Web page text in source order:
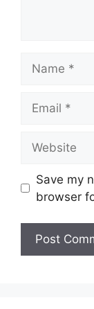
Save my
browser